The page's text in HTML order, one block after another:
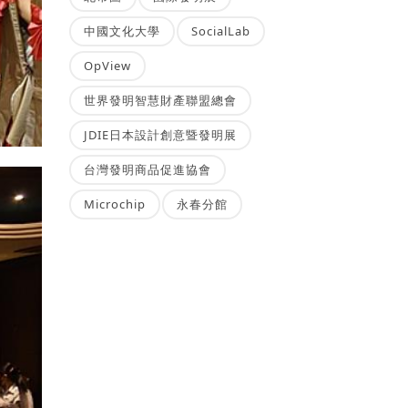
中國文化大學 SocialLab
OpView
世界發明智慧財產聯盟總會
JDIE日本設計創意暨發明展
台灣發明商品促進協會
Microchip 永春分館